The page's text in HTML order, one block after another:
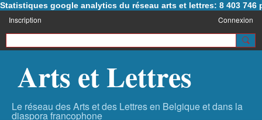
Statistiques google analytics du réseau arts et lettres: 8 403 746
Inscription Connexion
Arts et Lettres